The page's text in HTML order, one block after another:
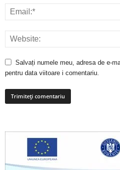
Salvați numele meu, adresa de e-
pentru data viitoare i comentariu.